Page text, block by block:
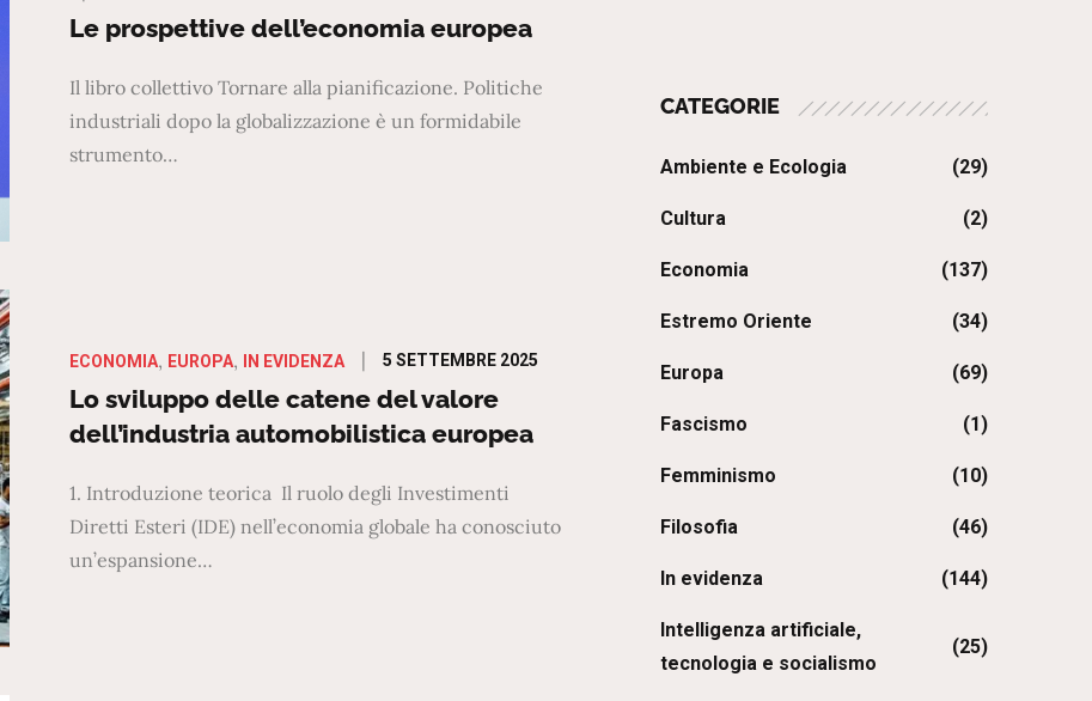
on
Le prospettive dell’economia europea
Il libro collettivo Tornare alla pianificazione. Politiche
industriali dopo la globalizzazione è un formidabile
strumento…
ECONOMIA EUROPA IN EVIDENZA
Posted
on
5 SETTEMBRE 2025
Lo sviluppo delle catene del valore
dell’industria automobilistica europea
1. Introduzione teorica Il ruolo degli Investimenti
Diretti Esteri (IDE) nell’economia globale ha conosciuto
un’espansione…
CATEGORIE
Ambiente e Ecologia (29)
Cultura (2)
Economia (137)
Estremo Oriente (34)
Europa (69)
Fascismo (1)
Femminismo (10)
Filosofia (46)
In evidenza (144)
Intelligenza artificiale,
tecnologia e socialismo
(25)